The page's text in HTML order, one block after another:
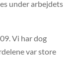
under arbejdets
Vi har dog
var store